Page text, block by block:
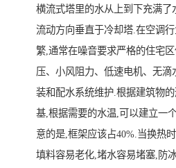
横流式塔里的水从上到下充满了
流动方向垂直于冷却塔.在空调
繁,通常在噪音要求严格的住宅
压、小风阻力、低速电机、无
装和配水系统维护.根据建筑物
基,根据需要的水温,可以建立一
意的是,框架应该占40%.当换热
填料容易老化,堵水容易堵塞,防